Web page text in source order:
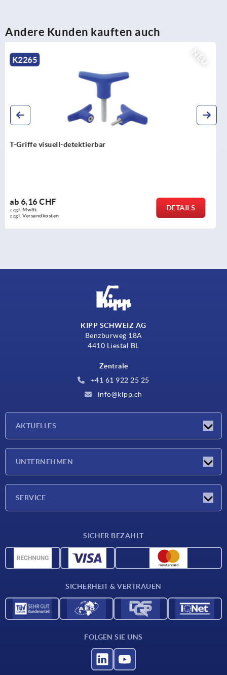
Andere Kunden kauften auch
NEU
T-Griffe antistatisch
zzgl. Versandkosten
KIPP SCHWEIZ AG
Benzburweg 18A
4410 Liestal BL
Zentrale
+41 61 922 25 25
info@kipp.ch
AKTUELLES
UNTERNEHMEN
SERVICE
CAD-Daten
SICHER BEZAHLT
SICHERHEIT & VERTRAUEN
FOLGEN SIE UNS